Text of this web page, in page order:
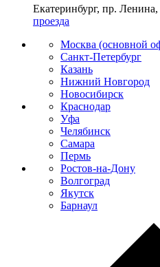
Екатеринбург, пр.
проезда
Москва (основной
Санкт-Петербург
Казань
Нижний Новгород
Новосибирск
Краснодар
Уфа
Челябинск
Самара
Пермь
Ростов-на-Дону
Волгоград
Якутск
Барнаул